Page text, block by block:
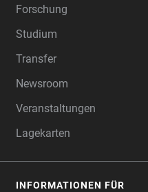
Forschung
Studium
Transfer
Newsroom
Veranstaltungen
Lagekarten
INFORMATIONEN FÜR